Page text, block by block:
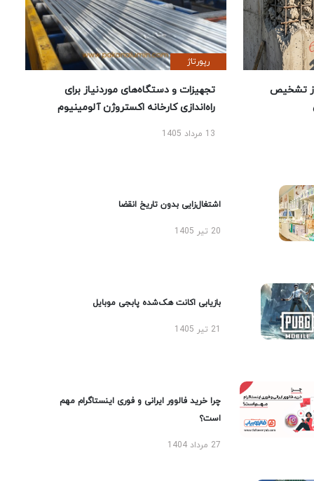
تشخیص
رپورتاژ
تجهیزات و دستگاه‌های موردنیاز برای
راه‌اندازی کارخانه اکستروژن آلومینیوم
13 مرداد 1405
اشتغال‌زایی بدون تاریخ انقضا
20 تیر 1405
بازیابی اکانت هک‌شده پابجی موبایل
چرا خرید فالوور ایرانی و فوری اینستاگرام مهم
است؟
27 مرداد 1404